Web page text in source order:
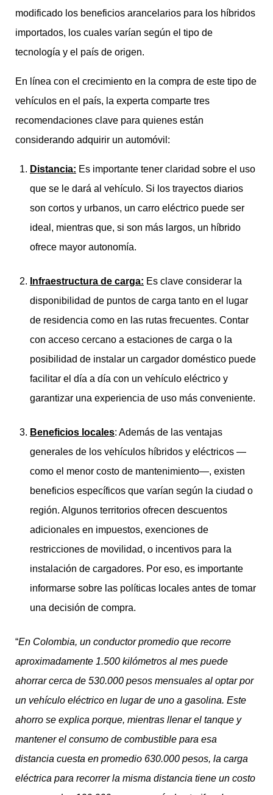
modificado los beneficios arancelarios para los híbridos
importados, los cuales varían según el tipo de
tecnología y el país de origen.
En línea con el crecimiento en la compra de este tipo de
vehículos en el país, la experta comparte tres
recomendaciones clave para quienes están
considerando adquirir un automóvil:
Distancia: Es importante tener claridad sobre el uso
que se le dará al vehículo. Si los trayectos diarios
son cortos y urbanos, un carro eléctrico puede ser
ideal, mientras que, si son más largos, un híbrido
ofrece mayor autonomía.
Infraestructura de carga: Es clave considerar la
disponibilidad de puntos de carga tanto en el lugar
de residencia como en las rutas frecuentes. Contar
con acceso cercano a estaciones de carga o la
posibilidad de instalar un cargador doméstico puede
facilitar el día a día con un vehículo eléctrico y
garantizar una experiencia de uso más conveniente.
Beneficios locales: Además de las ventajas
generales de los vehículos híbridos y eléctricos —
como el menor costo de mantenimiento—, existen
beneficios específicos que varían según la ciudad o
región. Algunos territorios ofrecen descuentos
adicionales en impuestos, exenciones de
restricciones de movilidad, o incentivos para la
instalación de cargadores. Por eso, es importante
informarse sobre las políticas locales antes de tomar
una decisión de compra.
“En Colombia, un conductor promedio que recorre
aproximadamente 1.500 kilómetros al mes puede
ahorrar cerca de 530.000 pesos mensuales al optar por
un vehículo eléctrico en lugar de uno a gasolina. Este
ahorro se explica porque, mientras llenar el tanque y
mantener el consumo de combustible para esa
distancia cuesta en promedio 630.000 pesos, la carga
eléctrica para recorrer la misma distancia tiene un costo